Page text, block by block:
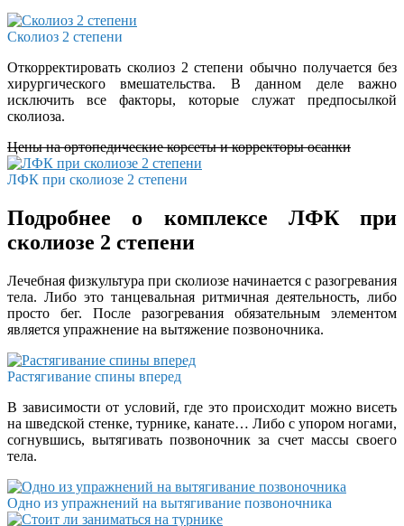
Сколиоз 2 степени
Откорректировать сколиоз 2 степени обычно получается без
хирургического вмешательства. В данном деле важно
исключить все факторы, которые служат предпосылкой
сколиоза.
Цены на ортопедические корсеты и корректоры осанки
ЛФК при сколиозе 2 степени
Подробнее о комплексе ЛФК при
сколиозе 2 степени
Лечебная физкультура при сколиозе начинается с разогревания
тела. Либо это танцевальная ритмичная деятельность, либо
просто бег. После разогревания обязательным элементом
является упражнение на вытяжение позвоночника.
Растягивание спины вперед
В зависимости от условий, где это происходит можно висеть
на шведской стенке, турнике, канате… Либо с упором ногами,
согнувшись, вытягивать позвоночник за счет массы своего
тела.
Одно из упражнений на вытягивание позвоночника